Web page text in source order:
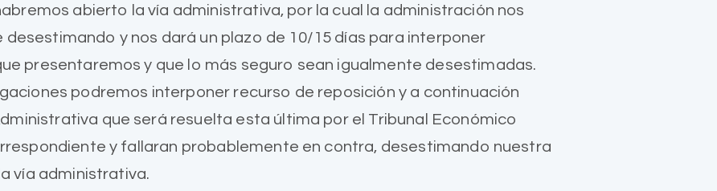
abierto la vía administrativa, por la cual la administración nos
y nos dará un plazo de 10/15 días para interponer
presentaremos y que lo más seguro sean igualmente desestimadas.
podremos interponer recurso de reposición y a continuación
que será resuelta esta última por el Tribunal Económico
y fallaran probablemente en contra, desestimando nuestra
vía administrativa.